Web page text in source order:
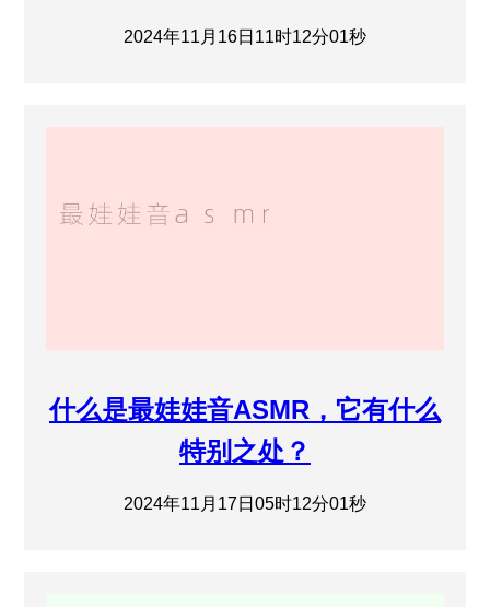
2024年11月16日11时12分01秒
什么是最娃娃音ASMR，它有什么
特别之处？
2024年11月17日05时12分01秒